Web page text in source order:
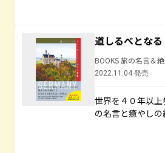
道しるべとな
BOOKS 旅の名言＆
2022.11.04 発売
世界を４０年以
の名言と癒やしの